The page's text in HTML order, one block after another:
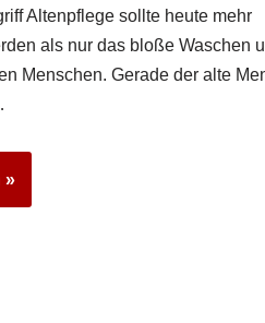
Altenpflege sollte heute mehr
als nur das bloße Waschen
Menschen. Gerade der alte
»